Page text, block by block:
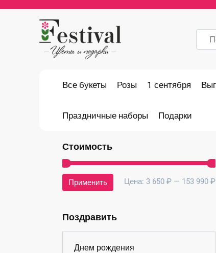
содержанию
Все букеты Розы 1 сентября
Праздничные наборы Подарки
Стоимость
Применить Цена: 3 650 ₽ — 153 990 ₽
Поздравить
Днем рождения